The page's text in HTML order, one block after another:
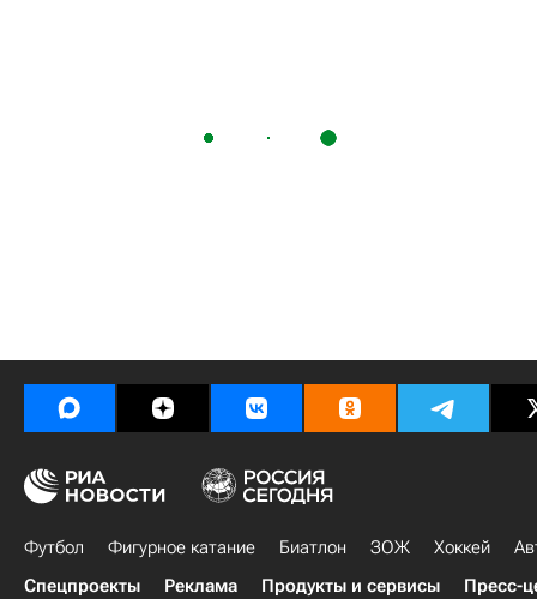
Футбол Фигурное катание Биатлон ЗОЖ Хоккей
Спецпроекты
Реклама Продукты и сервисы Пресс-